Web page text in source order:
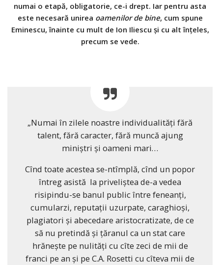
numai o etapă, obligatorie, ce-i drept. Iar pentru asta
este necesară unirea oamenilor de bine, cum spune
Eminescu, înainte cu mult de Ion Iliescu şi cu alt înţeles,
precum se vede.
„Numai în zilele noastre individualităţi fără
talent, fără caracter, fără muncă ajung
miniştri şi oameni mari…
Cînd toate acestea se-ntîmplă, cînd un popor
întreg asistă la priveliştea de-a vedea
risipindu-se banul public între feneanţi,
cumularzi, reputaţii uzurpate, caraghioşi,
plagiatori şi abecedare aristocratizate, de ce
să nu pretindă şi ţăranul ca un stat care
hrăneşte pe nulităţi cu cîte zeci de mii de
franci pe an şi pe C.A. Rosetti cu cîteva mii de